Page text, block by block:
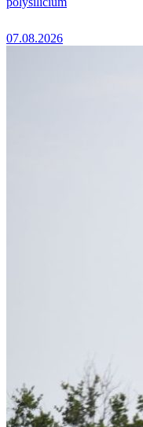
07.08.2026